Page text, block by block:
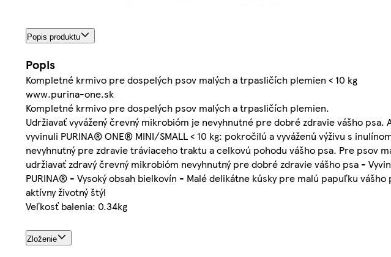
Popis produktu
Popis
Kompletné krmivo pre dospelých psov malých a trpasličích plemien < 10 kg
www.purina-one.sk
Kompletné krmivo pre dospelých psov malých a trpasličích plemien.
Udržiavať vyvážený črevný mikrobióm je nevyhnutné pre dobré zdravie vášho
vyvinuli PURINA® ONE® MINI/SMALL < 10 kg: pokročilú a vyváženú výživu s
nevyhnutný pre zdravie tráviaceho traktu a celkovú pohodu vášho psa. Pre psov
udržiavať zdravý črevný mikrobióm nevyhnutný pre dobré zdravie vášho psa -
PURINA® - Vysoký obsah bielkovín - Malé delikátne kúsky pre malú papuľku
aktívny životný štýl
Veľkosť balenia: 0.34kg
Zloženie